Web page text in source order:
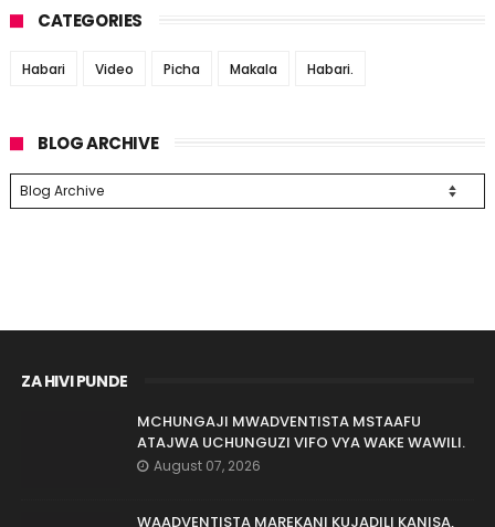
CATEGORIES
Habari Video Picha Makala Habari.
BLOG ARCHIVE
ZA HIVI PUNDE
MCHUNGAJI MWADVENTISTA MSTAAFU
ATAJWA UCHUNGUZI VIFO VYA WAKE WAWILI.
August 07, 2026
WAADVENTISTA MAREKANI KUJADILI KANISA,